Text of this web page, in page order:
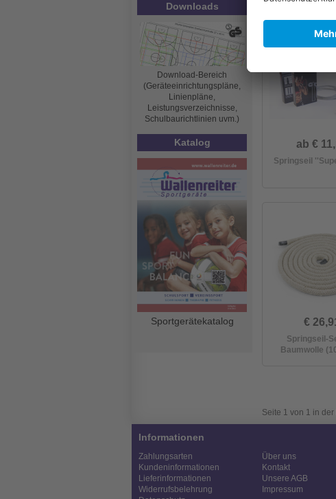
Downloads
Download-Bereich
(Geräteeinrichtungspläne,
Linienpläne,
Leistungsverzeichnisse,
Schulbaurichtlinien uvm.)
Katalog
Sportgerätekatalog
ab €
Springseil
€
Springseil-
Baumwolle
Seite 1 von 1 in
Informationen
Zahlungsarten
Kundeninformationen
Lieferinformationen
Widerrufsbelehrung
Über uns
Kontakt
Unsere AGB
Impressum